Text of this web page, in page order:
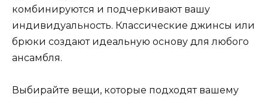
комбинируются и подчеркивают вашу
индивидуальность. Классические джинсы или
брюки создают идеальную основу для любого
ансамбля.
Выбирайте вещи, которые подходят вашему